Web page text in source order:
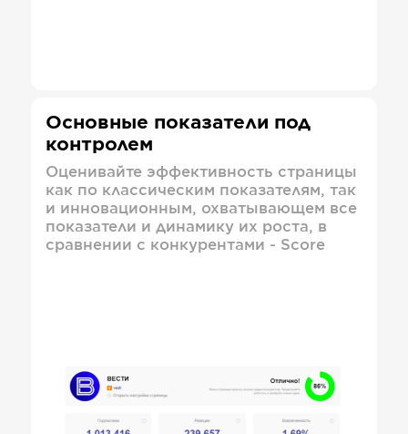
Основные показатели под
контролем
Оценивайте эффективность страницы
как по классическим показателям, так
и инновационным, охватывающем все
показатели и динамику их роста, в
сравнении с конкурентами - Score